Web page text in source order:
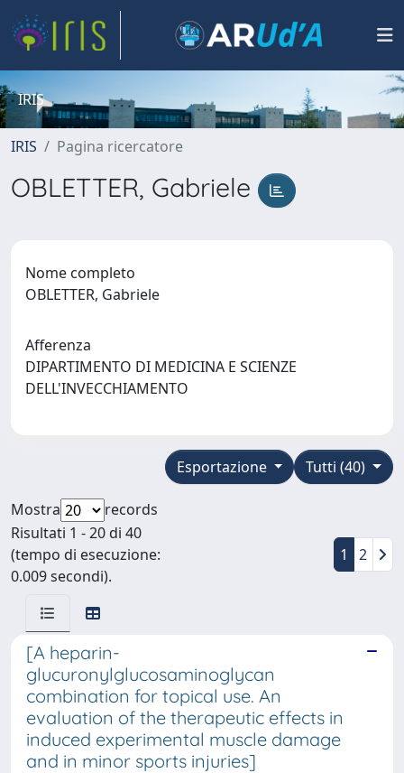
IRIS
IRIS Pagina ricercatore
OBLETTER, Gabriele
Nome completo
OBLETTER, Gabriele
Afferenza
DIPARTIMENTO DI MEDICINA E SCIENZE
DELL'INVECCHIAMENTO
Tutti (40)
Esportazione
Mostra
records
Risultati 1 - 20 di 40
(tempo di esecuzione:
0.009 secondi).
1 2
[A heparin-
glucuronylglucosaminoglycan
combination for topical use. An
evaluation of the therapeutic effects in
induced experimental muscle damage
and in minor sports injuries]